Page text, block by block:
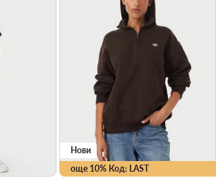
още 10% Код: LAST
Нови